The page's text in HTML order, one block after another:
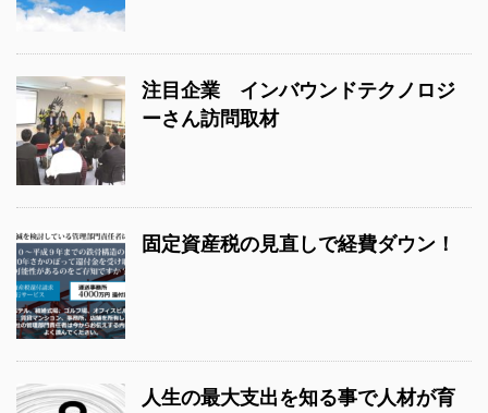
注目企業 インバウンドテクノロジ
ーさん訪問取材
固定資産税の見直しで経費ダウン！
人生の最大支出を知る事で人材が育